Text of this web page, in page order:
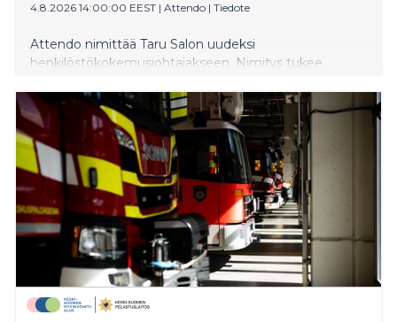
4.8.2026 14:00:00 EEST | Attendo | Tiedote
Attendo nimittää Taru Salon uudeksi
henkilöstökokemusjohtajakseen. Nimitys tukee
henkilöstökokemukseen, johtamiseen ja henkilöstön
hyvinvointiin tilanteessa, jossa teknologia, tekoäly ja
muuttuva työelämä uudistavat työn tekemisen tapoja.
Samalla kilpailu hoiva-alan osaavasta työvoimasta
kiristyy.